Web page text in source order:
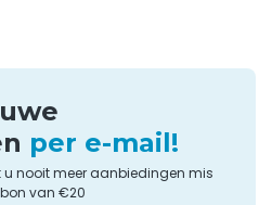
per e-mail!
u nooit meer aanbiedingen mis
van €20